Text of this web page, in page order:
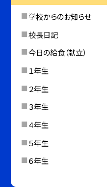
学校からのお知らせ
校長日記
今日の給食（献立）
１年生
２年生
３年生
４年生
５年生
６年生